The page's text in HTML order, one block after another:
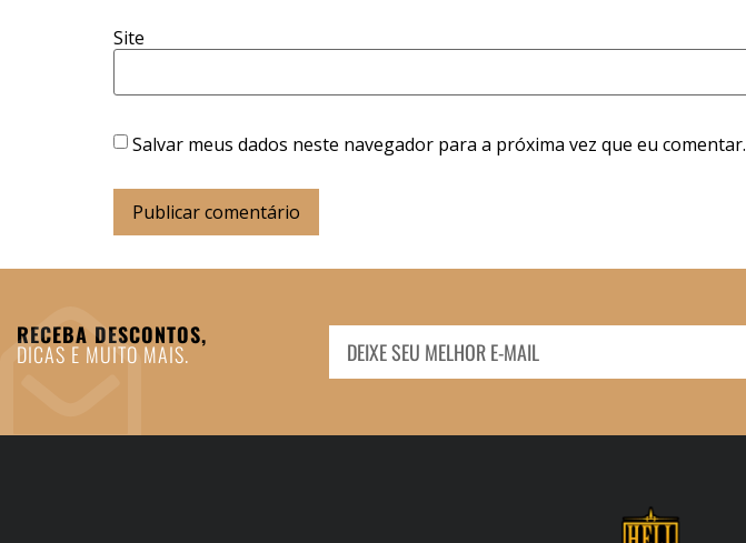
Site
Salvar meus dados neste navegador para a próxima vez que eu comentar.
RECEBA DESCONTOS,
DICAS E MUITO MAIS.